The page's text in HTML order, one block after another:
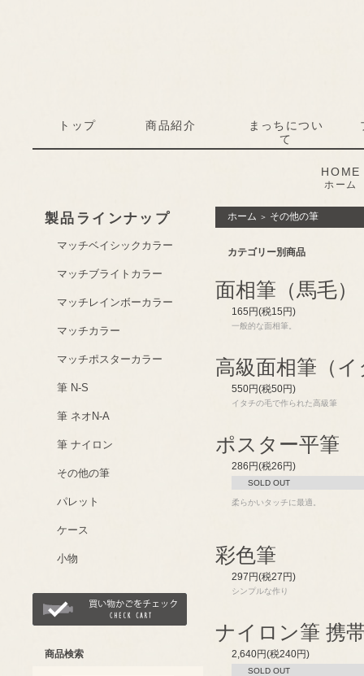
トップ 商品紹介
まっちについ
て
HOME
ホーム
製品ラインナップ
マッチベイシックカラー
マッチブライトカラー
マッチレインボーカラー
マッチカラー
マッチポスターカラー
筆 N-S
筆 ネオN-A
筆 ナイロン
その他の筆
パレット
ケース
小物
商品検索
ホーム ＞ その他の筆
カテゴリー別商品
面相筆（馬毛）
165円(税15円)
一般的な面相筆。
高級面相筆（
550円(税50円)
イタチの毛で作られた高級筆
ポスター平筆
286円(税26円)
SOLD OUT
柔らかいタッチに最適。
彩色筆
297円(税27円)
シンプルな作り
ナイロン筆 携
2,640円(税240円)
SOLD OUT